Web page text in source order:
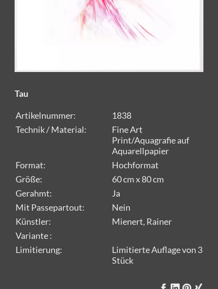
Tau
Artikelnummer:
1838
Technik / Material:
Fine Art
Print/Aquagrafie auf
Aquarellpapier
Format:
Hochformat
Größe:
60 cm x 80 cm
Gerahmt:
Ja
Mit Passepartout:
Nein
Künstler:
Mienert, Rainer
Variante :
Limitierung:
Limitierte Auflage von 3
Stück